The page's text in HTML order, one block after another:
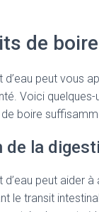
de boire
peut vous
Voici
boire
de la
peut aider à
le transit